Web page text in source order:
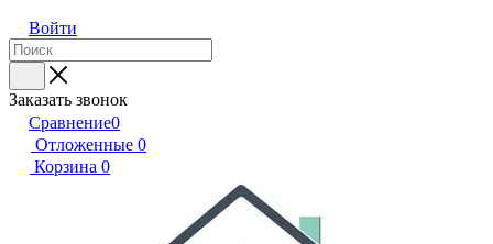
Войти
Заказать звонок
Сравнение0
Отложенные 0
Корзина 0